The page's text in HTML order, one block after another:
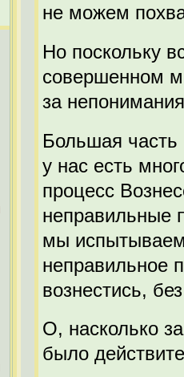
не можем
Но поскольку
совершенном
за
Большая часть
у нас есть
процесс
неправильные
мы
неправильное
вознестись,
О, насколько
было